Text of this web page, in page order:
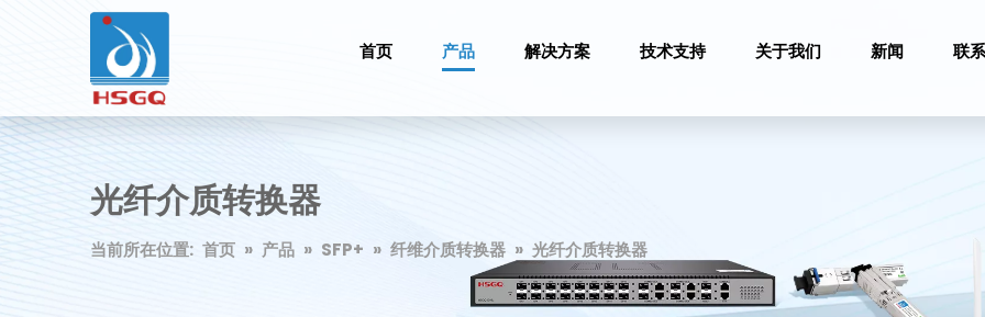
首页 产品 解决方案 技术支持 关于我们 新闻 联
光纤介质转换器
当前所在位置: 首页 » 产品 » SFP+ » 纤维介质转换器 » 光纤介质转换器